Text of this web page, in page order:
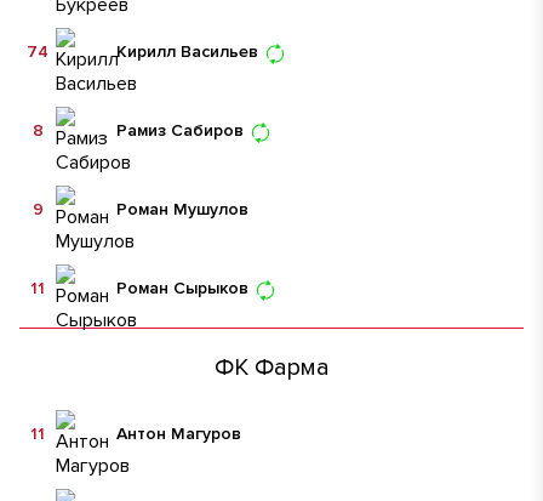
Кирилл Васильев
74
Рамиз Сабиров
8
Роман Мушулов
9
Роман Сырыков
11
ФК Фарма
Антон Магуров
11